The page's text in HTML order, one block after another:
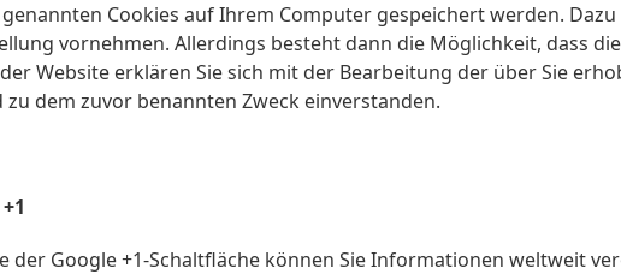
Cookies auf Ihrem Computer gespeichert werden. Dazu
vornehmen. Allerdings besteht dann die Möglichkeit, dass
Website erklären Sie sich mit der Bearbeitung der über Sie
dem zuvor benannten Zweck einverstanden.
Google +1-Schaltfläche können Sie Informationen weltweit